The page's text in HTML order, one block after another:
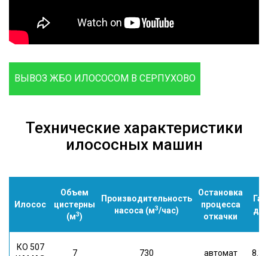
ВЫВОЗ ЖБО ИЛОСОСОМ В СЕРПУХОВО
Технические характеристики
илососных машин
Илосос
Объем
цистерны
(м3)
Производительность
насоса (м3/час)
Остановка
процесса
откачки
КО 507
7 730 автомат